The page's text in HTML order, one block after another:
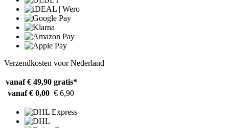
Verzendkosten voor Nederland
vanaf € 49,90 gratis*
vanaf € 0,00 € 6,90